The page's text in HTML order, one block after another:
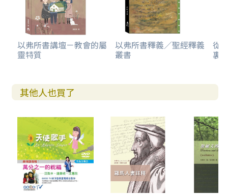
以弗所書講壇－教會的屬
靈特質
以弗所書釋義／聖經釋義
叢書
從
裏
其他人也買了